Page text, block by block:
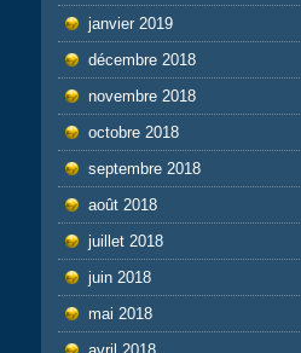
janvier 2019
décembre 2018
novembre 2018
octobre 2018
septembre 2018
août 2018
juillet 2018
juin 2018
mai 2018